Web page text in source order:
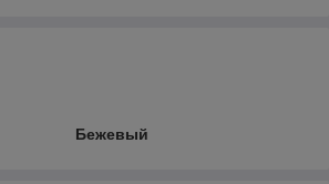
Бежевый